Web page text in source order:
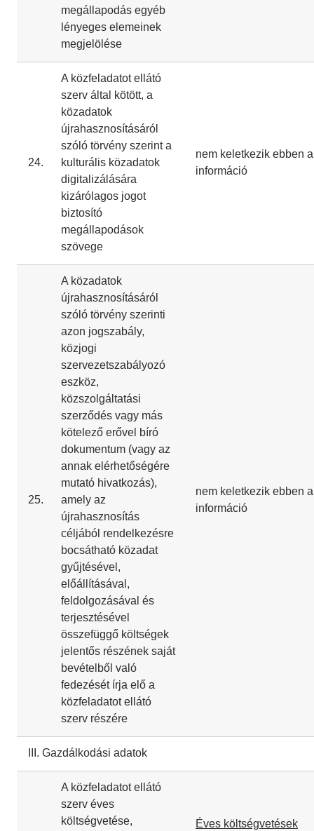
megállapodás egyéb
lényeges elemeinek
megjelölése
24.
A közfeladatot ellátó
szerv által kötött, a
közadatok
újrahasznosításáról
szóló törvény szerint a
kulturális közadatok
digitalizálására
kizárólagos jogot
biztosító
megállapodások
szövege
nem keletkezik ebben
információ
25.
A közadatok
újrahasznosításáról
szóló törvény szerinti
azon jogszabály,
közjogi
szervezetszabályozó
eszköz,
közszolgáltatási
szerződés vagy más
kötelező erővel bíró
dokumentum (vagy az
annak elérhetőségére
mutató hivatkozás),
amely az
újrahasznosítás
céljából rendelkezésre
bocsátható közadat
gyűjtésével,
előállításával,
feldolgozásával és
terjesztésével
összefüggő költségek
jelentős részének saját
bevételből való
fedezését írja elő a
közfeladatot ellátó
szerv részére
nem keletkezik ebben
információ
III. Gazdálkodási adatok
A közfeladatot ellátó
szerv éves
költségvetése,
Éves költségvetések